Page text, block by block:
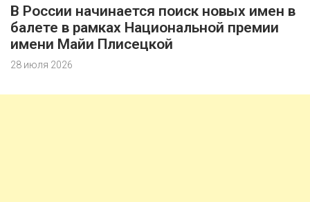
В России начинается поиск новых имен в
балете в рамках Национальной премии
имени Майи Плисецкой
28 июля 2026